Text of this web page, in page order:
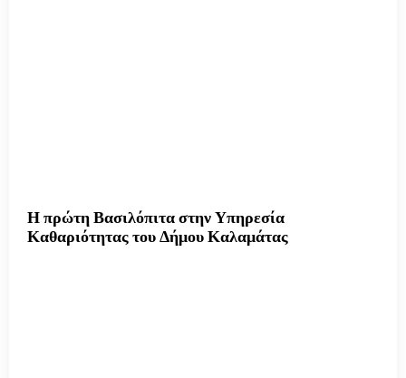
Η πρώτη Βασιλόπιτα στην Υπηρεσία
Καθαριότητας του Δήμου Καλαμάτας